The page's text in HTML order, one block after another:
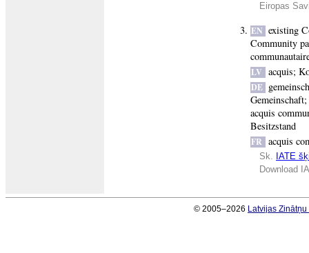
Eiropas
EN existing
Community
LV acquis;
DE
Gemeinschaft;
acquis
Besitzstand
FR acquis
Sk. IATE
Download
© 2005–2026 Latvijas